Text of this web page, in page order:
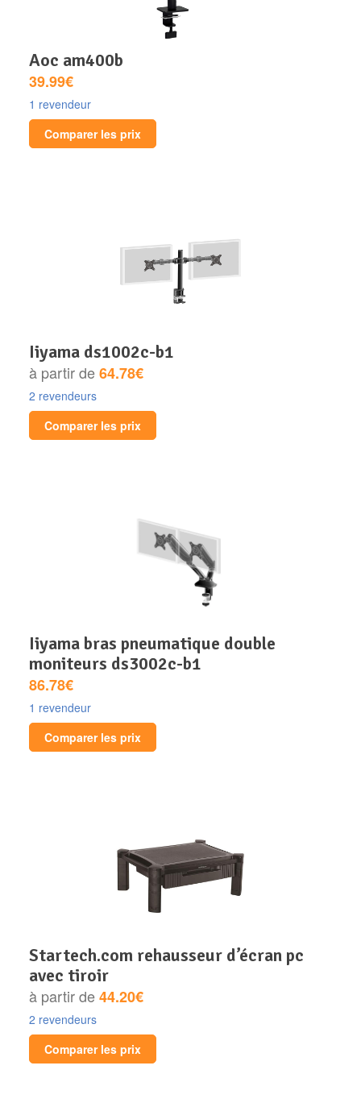
aoc am400b
39.99€
1 revendeur
Comparer les prix
iiyama ds1002c-b1
à partir de64.78€
2 revendeurs
Comparer les prix
iiyama bras pneumatique double
moniteurs ds3002c-b1
86.78€
1 revendeur
Comparer les prix
startech.com rehausseur d’écran pc
avec tiroir
à partir de44.20€
2 revendeurs
Comparer les prix